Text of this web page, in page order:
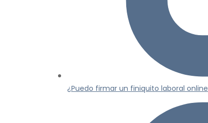
¿Puedo firmar un finiquito laboral